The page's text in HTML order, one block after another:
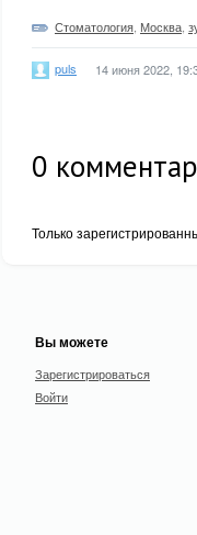
Стоматология Москва
puls 14 июня 2022,
0
Только
Вы можете
Зарегистрироваться
Войти